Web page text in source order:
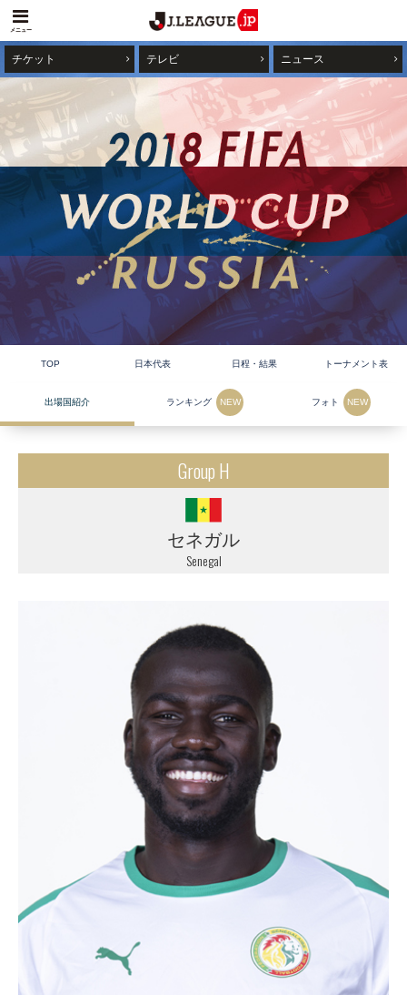
メニュー
チケット テレビ ニュース
TOP 日本代表 日程・結果 トーナメント表
出場国紹介 ランキング NEW フォト NEW
Group H
セネガル
Senegal